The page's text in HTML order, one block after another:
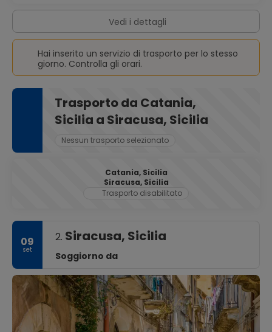
Vedi i dettagli
Hai inserito un servizio di trasporto per lo stesso
giorno. Controlla gli orari.
Trasporto da Catania,
Sicilia a Siracusa, Sicilia
Nessun trasporto selezionato
Catania, Sicilia
Siracusa, Sicilia
Trasporto disabilitato
09
set
2. Siracusa, Sicilia
Soggiorno da